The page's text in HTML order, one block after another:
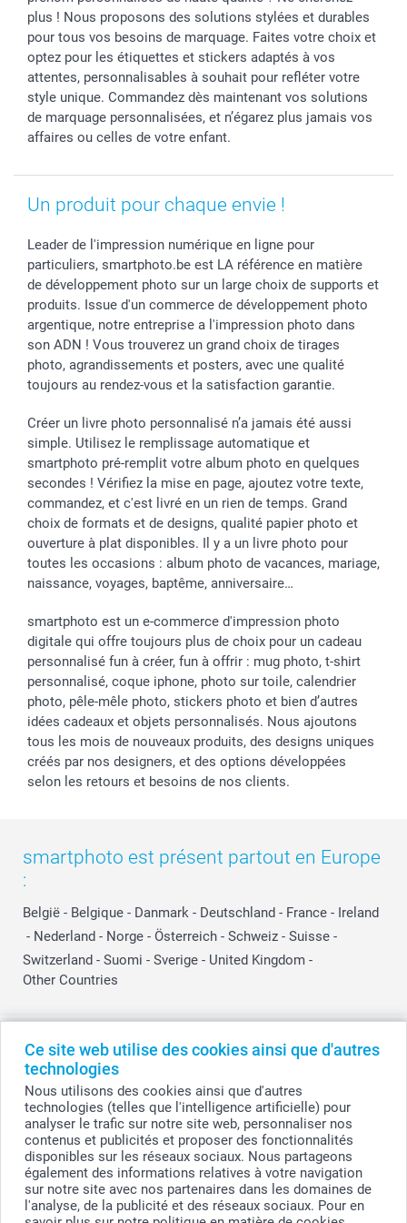
Ce site web utilise des cookies ainsi que d'autres
technologies
Nous utilisons des cookies ainsi que d'autres
technologies (telles que l'intelligence artificielle) pour
analyser le trafic sur notre site web, personnaliser nos
contenus et publicités et proposer des fonctionnalités
disponibles sur les réseaux sociaux. Nous partageons
également des informations relatives à votre navigation
sur notre site avec nos partenaires dans les domaines de
l'analyse, de la publicité et des réseaux sociaux. Pour en
Communion
Saint-Valentin
Vacances
Vie privée
Gestion des cookies
Tarifs
Investisseurs
Droit de rétractation
Modes de livraison
Grandes Quantités
Statut de ma commande
plus ! Nous proposons des solutions stylées et durables
pour tous vos besoins de marquage. Faites votre choix et
optez pour les étiquettes et stickers adaptés à vos
attentes, personnalisables à souhait pour refléter votre
style unique. Commandez dès maintenant vos solutions
de marquage personnalisées, et n’égarez plus jamais vos
affaires ou celles de votre enfant.
Un produit pour chaque envie !
Leader de l'impression numérique en ligne pour
particuliers, smartphoto.be est LA référence en matière
de développement photo sur un large choix de supports et
produits. Issue d'un commerce de développement photo
argentique, notre entreprise a l'impression photo dans
son ADN ! Vous trouverez un grand choix de tirages
photo, agrandissements et posters, avec une qualité
toujours au rendez-vous et la satisfaction garantie.
Créer un livre photo personnalisé n’a jamais été aussi
simple. Utilisez le remplissage automatique et
smartphoto pré-remplit votre album photo en quelques
secondes ! Vérifiez la mise en page, ajoutez votre texte,
commandez, et c'est livré en un rien de temps. Grand
choix de formats et de designs, qualité papier photo et
ouverture à plat disponibles. Il y a un livre photo pour
toutes les occasions : album photo de vacances, mariage,
naissance, voyages, baptême, anniversaire…
smartphoto est un e-commerce d'impression photo
digitale qui offre toujours plus de choix pour un cadeau
personnalisé fun à créer, fun à offrir : mug photo, t-shirt
personnalisé, coque iphone, photo sur toile, calendrier
photo, pêle-mêle photo, stickers photo et bien d’autres
idées cadeaux et objets personnalisés. Nous ajoutons
tous les mois de nouveaux produits, des designs uniques
créés par nos designers, et des options développées
selon les retours et besoins de nos clients.
smartphoto est présent partout en Europe
:
België - Belgique - Danmark - Deutschland - France - Ireland
- Nederland - Norge - Österreich - Schweiz - Suisse -
Switzerland - Suomi - Sverige - United Kingdom -
Other Countries
© smartphoto group. Tous droits réservés
smartphoto group SA.
Siège social : Kwatrechtsteenweg 160, 9230 Wetteren, Belgique
Numéro de TVA BE 0405.706.755
Numéro d'entreprise 0405.706.755.
Coordonnées bancaires: IBAN BE71 2850 2711 5569 - BIC: GEBABEBB
Tous les prix sont en EURO (€), TVA incluse et hors frais de port.